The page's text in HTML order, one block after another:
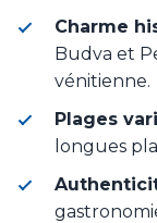
Charme
Budva et
vénitienne.
Plages
longues